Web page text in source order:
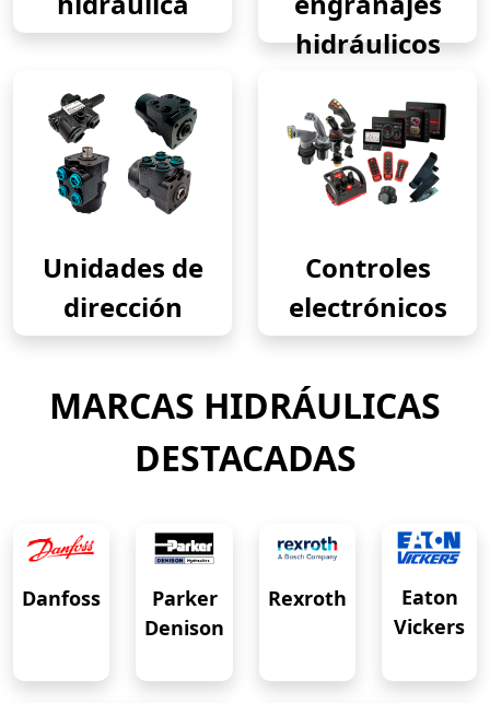
hidráulicos
Unidades de
dirección
Controles
electrónicos
MARCAS HIDRÁULICAS
DESTACADAS
Danfoss
Parker
Denison
Rexroth
Eaton
Vickers